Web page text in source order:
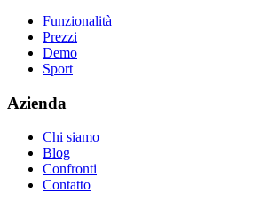
Funzionalità
Prezzi
Demo
Sport
Azienda
Chi siamo
Blog
Confronti
Contatto